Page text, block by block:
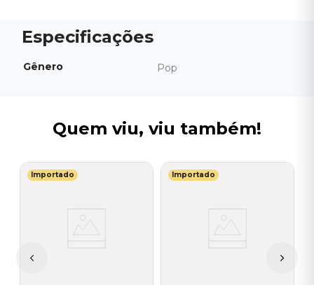
Gênero Pop
Quem viu, viu também!
Importado Importado